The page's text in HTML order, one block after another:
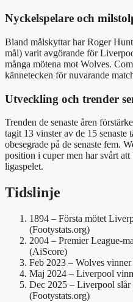
Nyckelspelare och
Bland målskyttar har Roger
mål) varit avgörande för
många mötena mot Wolves.
kännetecken för nuvarande
Utveckling och trender
Trenden de senaste åren
tagit 13 vinster av de 15 senaste
obesegrade på de senaste fem.
position i cuper men har svårt
ligaspelet.
Tidslinje
1894 – Första mötet
(Footystats.org)
2004 – Premier League-
(AiScore)
Feb 2023 – Wolves vinner
Maj 2024 – Liverpool
Dec 2025 – Liverpool slår
(Footystats.org)